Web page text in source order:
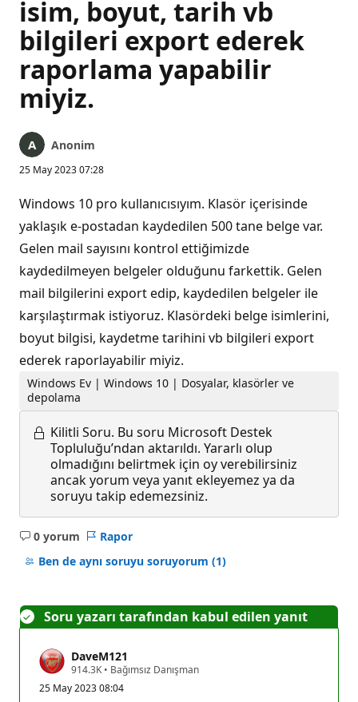
isim, boyut, tarih vb
bilgileri export ederek
raporlama yapabilir
miyiz.
Anonim
25 May 2023 07:28
Windows 10 pro kullanıcısıyım. Klasör içerisinde
yaklaşık e-postadan kaydedilen 500 tane belge var.
Gelen mail sayısını kontrol ettiğimizde
kaydedilmeyen belgeler olduğunu farkettik. Gelen
mail bilgilerini export edip, kaydedilen belgeler ile
karşılaştırmak istiyoruz. Klasördeki belge isimlerini,
boyut bilgisi, kaydetme tarihini vb bilgileri export
ederek raporlayabilir miyiz.
Windows Ev | Windows 10 | Dosyalar, klasörler ve
depolama
Kilitli Soru. Bu soru Microsoft Destek
Topluluğu’ndan aktarıldı. Yararlı olup
olmadığını belirtmek için oy verebilirsiniz
ancak yorum veya yanıt ekleyemez ya da
soruyu takip edemezsiniz.
0 yorum
Açıklama
yok
Rapor
Ben de aynı soruyu soruyorum (1)
Soru yazarı tarafından kabul edilen yanıt
DaveM121
914.3K S
y
• Bağımsız Danışman
25 May 2023 08:04